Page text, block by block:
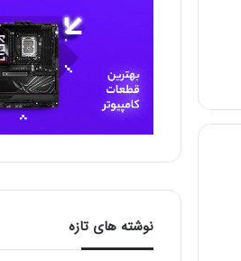
نوشته های تازه